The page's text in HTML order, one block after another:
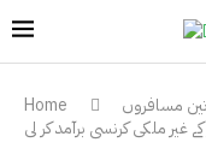
Home
مسافروں
کے غیر ملکی کرنسی برآمد کر لی